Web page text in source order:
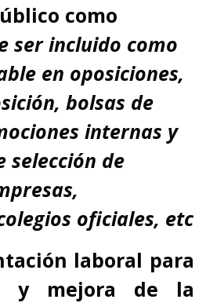
como
ser incluido como
en oposiciones,
bolsas de
internas y
selección de
oficiales, etc
laboral para
y mejora de la